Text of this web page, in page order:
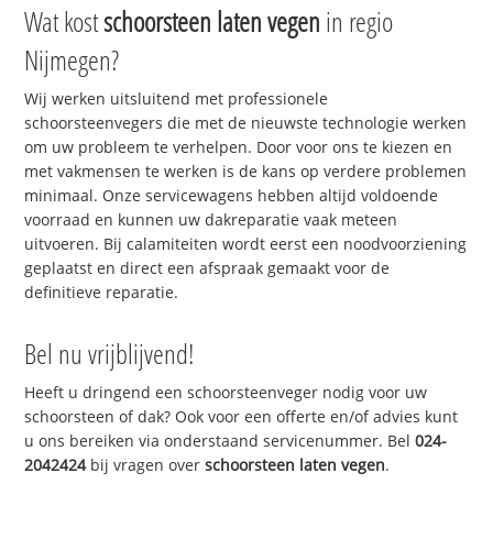
Wat kostschoorsteen laten vegen in regio
Nijmegen?
Wij werken uitsluitend met professionele
schoorsteenvegers die met de nieuwste technologie werken
om uw probleem te verhelpen. Door voor ons te kiezen en
met vakmensen te werken is de kans op verdere problemen
minimaal. Onze servicewagens hebben altijd voldoende
voorraad en kunnen uw dakreparatie vaak meteen
uitvoeren. Bij calamiteiten wordt eerst een noodvoorziening
geplaatst en direct een afspraak gemaakt voor de
definitieve reparatie.
Bel nu vrijblijvend!
Heeft u dringend een schoorsteenveger nodig voor uw
schoorsteen of dak? Ook voor een offerte en/of advies kunt
u ons bereiken via onderstaand servicenummer. Bel024-
2042424bij vragen overschoorsteen laten vegen.